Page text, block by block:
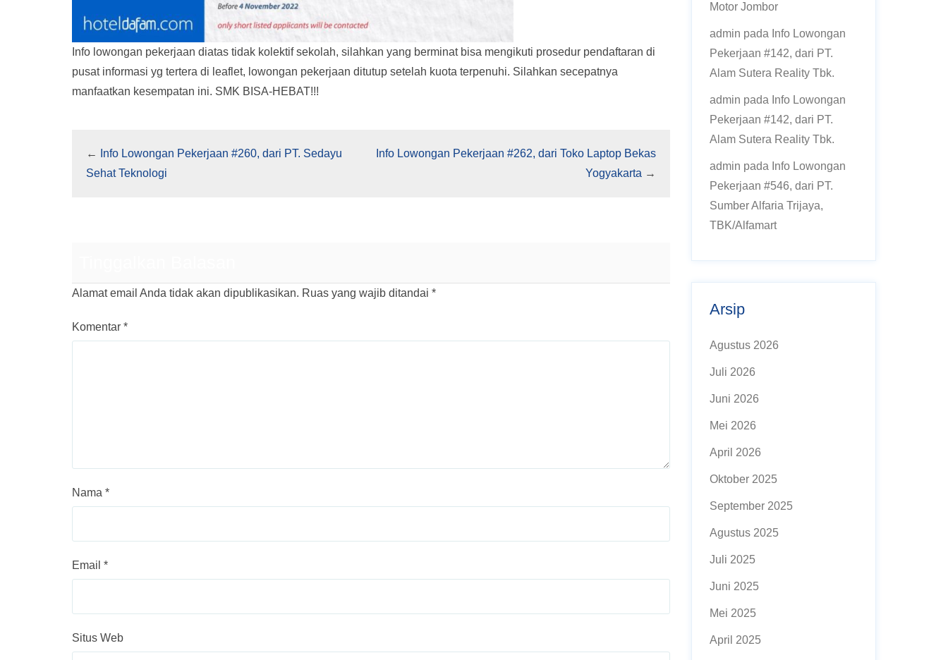
Info lowongan pekerjaan diatas tidak kolektif sekolah, silahkan yang berminat bisa mengikuti prosedur pendaftaran di
pusat informasi yg tertera di leaflet, lowongan pekerjaan ditutup setelah kuota terpenuhi. Silahkan secepatnya
manfaatkan kesempatan ini. SMK BISA-HEBAT!!!
←
Info Lowongan Pekerjaan #260, dari PT. Sedayu
Sehat Teknologi
Info Lowongan Pekerjaan #262, dari Toko Laptop Bekas
Yogyakarta →
Alamat email Anda tidak akan dipublikasikan. Ruas yang wajib ditandai *
Komentar *
Nama *
Email *
Situs Web
Motor Jombor
admin pada Info Lowongan
Pekerjaan #142, dari PT.
Alam Sutera Reality Tbk.
admin pada Info Lowongan
Pekerjaan #142, dari PT.
Alam Sutera Reality Tbk.
admin pada Info Lowongan
Pekerjaan #546, dari PT.
Sumber Alfaria Trijaya,
TBK/Alfamart
Arsip
Agustus 2026
Juli 2026
Juni 2026
Mei 2026
April 2026
Oktober 2025
September 2025
Agustus 2025
Juli 2025
Juni 2025
Mei 2025
April 2025